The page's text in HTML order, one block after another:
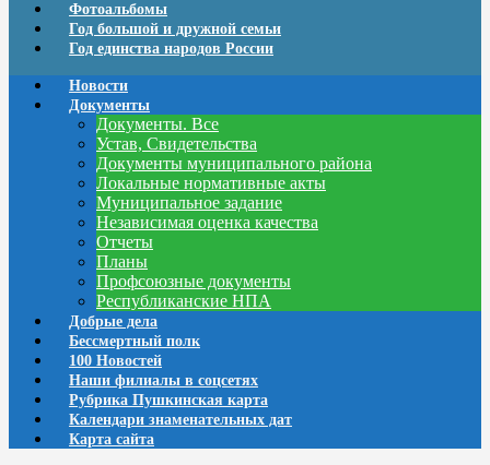
Фотоальбомы
Год большой и дружной семьи
Год единства народов России
Новости
Документы
Документы. Все
Устав, Свидетельства
Документы муниципального района
Локальные нормативные акты
Муниципальное задание
Независимая оценка качества
Отчеты
Планы
Профсоюзные документы
Республиканские НПА
Добрые дела
Бессмертный полк
100 Новостей
Наши филиалы в соцсетях
Рубрика Пушкинская карта
Календари знаменательных дат
Карта сайта